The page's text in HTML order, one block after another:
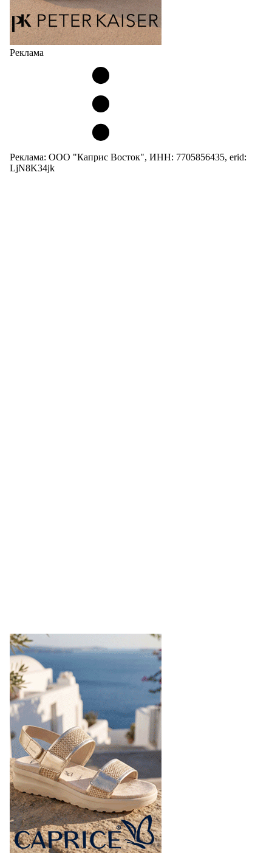
Реклама
Реклама: ООО "Каприс Восток", ИНН: 7705856435, erid:
LjN8K34jk